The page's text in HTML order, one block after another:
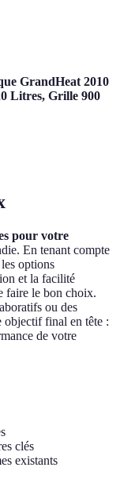
GrandHeat 2010
Litres, Grille 900
pour votre
En tenant compte
options
et la facilité
faire le bon choix.
ou des
objectif final en tête :
de votre
clés
existants